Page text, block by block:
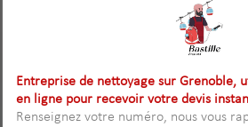
Entreprise de nettoyage sur Grenoble,
en ligne pour recevoir votre devis
Renseignez votre numéro, nous vous